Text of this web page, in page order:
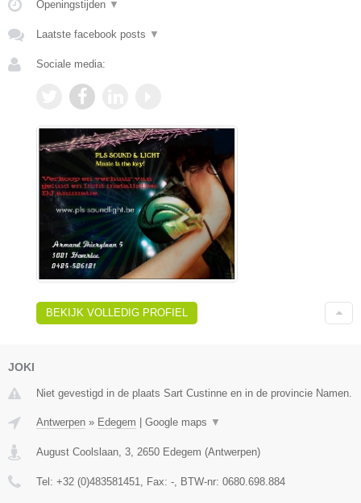
Openingstijden ▼
Laatste facebook posts ▼
Sociale media:
BEKIJK VOLLEDIG PROFIEL
JOKI
Niet gevestigd in de plaats Sart Custinne en in de provincie Namen.
Antwerpen » Edegem Google maps ▼
August Coolslaan, 3 2650 Edegem (Antwerpen)
Tel: +32 (0)483581451 , Fax: - , BTW-nr: 0680.698.884